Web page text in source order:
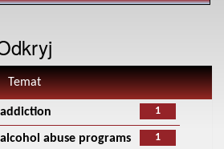
Temat
1
addiction
1
alcohol abuse programs